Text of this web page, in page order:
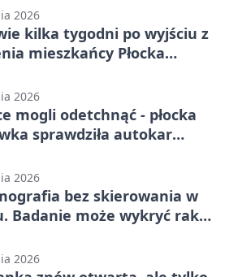
mecz przed przerwą
2026
kilka tygodni po wyjściu z
mieszkańcy Płocka
2026
mogli odetchnąć - płocka
sprawdziła autokar
2026
bez skierowania w
Badanie może wykryć raka,
2026